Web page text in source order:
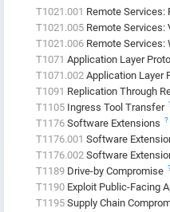
T1021.001 Remote Services:
T1021.005 Remote Services:
T1021.006 Remote
T1071 Application Layer
T1071.002 Application Layer
T1091 Replication Through
T1105 Ingress Tool Transfer
T1176 Software Extensions ?
T1176.001 Software
T1176.002 Software
T1189 Drive-by Compromise
T1190 Exploit Public-Facing
T1195 Supply Chain